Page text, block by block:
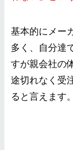
基本的にメー
多く、自分達
すが親会社の
途切れなく受
ると言えます。